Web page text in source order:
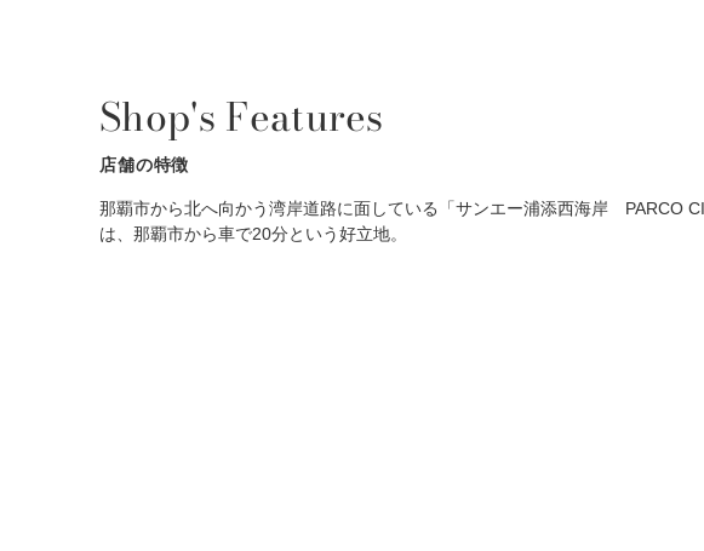
Shop's Features
店舗の特徴
那覇市から北へ向かう湾岸道路に面している「サンエー浦添西海岸 PARCO
は、那覇市から車で20分という好立地。